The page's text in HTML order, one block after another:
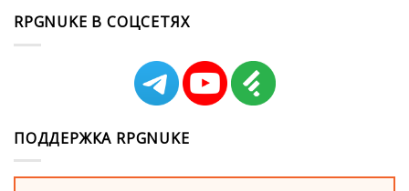
RPGNUKE В СОЦСЕТЯХ
ПОДДЕРЖКА RPGNUKE